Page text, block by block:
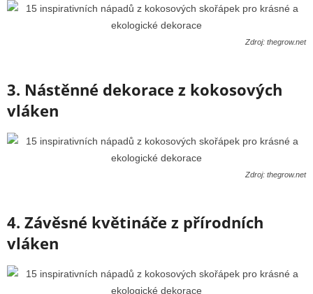
Zdroj: thegrow.net
3. Nástěnné dekorace z kokosových
vláken
Zdroj: thegrow.net
4. Závěsné květináče z přírodních
vláken